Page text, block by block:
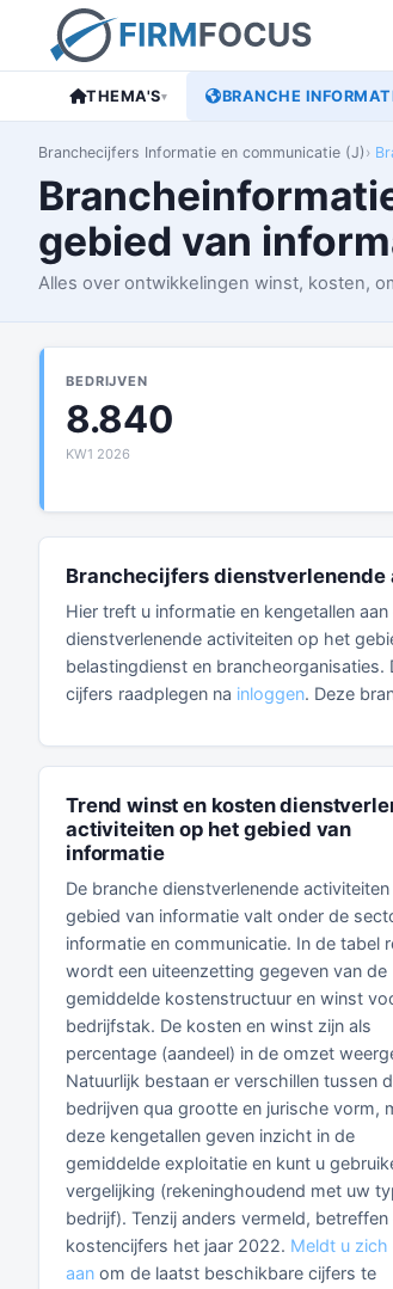
THEMA'S▾ BRANCHE
Branchecijfers Informatie en communicatie (J)
gebied van
Alles over ontwikkelingen winst, kosten,
BEDRIJVEN
8.840
KW1 2026
Branchecijfers
Hier treft u informatie en kengetallen
dienstverlenende activiteiten op het
belastingdienst en
cijfers raadplegen na inloggen. Deze
Trend winst en kosten
activiteiten op het gebied van
informatie
De branche dienstverlenende
gebied van informatie valt onder de
informatie en communicatie. In de tabel
wordt een uiteenzetting gegeven van de
gemiddelde kostenstructuur en winst
bedrijfstak. De kosten en winst zijn als
percentage (aandeel) in de omzet
Natuurlijk bestaan er verschillen tussen
bedrijven qua grootte en jurische vorm,
deze kengetallen geven inzicht in de
gemiddelde exploitatie en kunt u
vergelijking (rekeninghoudend met uw
bedrijf). Tenzij anders vermeld, betreffen
kostencijfers het jaar 2022. Meldt u zich
aan om de laatst beschikbare cijfers te